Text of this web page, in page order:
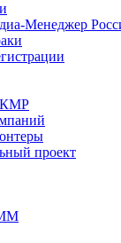
Менеджер
проект